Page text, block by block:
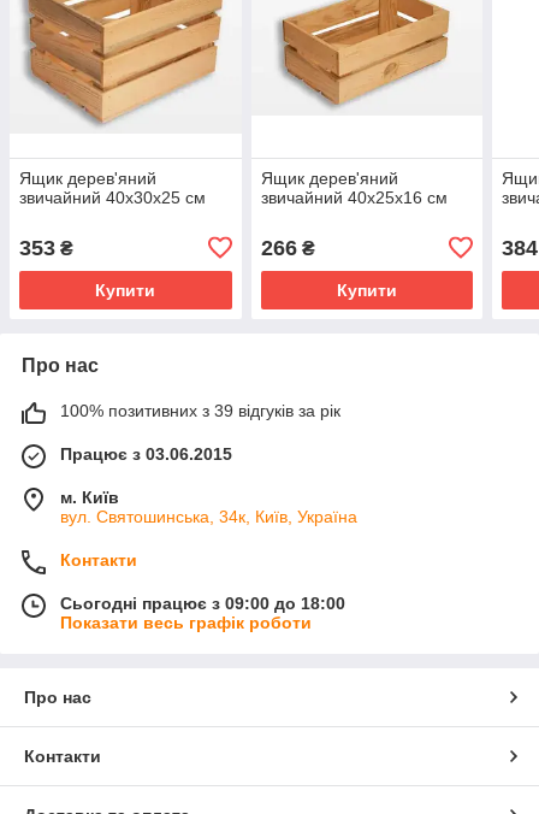
Ящик дерев'яний
звичайний 40x30x25 см
353 ₴
Купити
Ящик дерев'яний
звичайний 40x25x16 см
266₴
Купити
384
Про нас
100% позитивних з 39 відгуків за рік
Працює з 03.06.2015
м. Київ
вул. Святошинська, 34к, Київ, Україна
Контакти
Сьогодні працює з 09:00 до 18:00
Показати весь графік роботи
Про нас
Контакти